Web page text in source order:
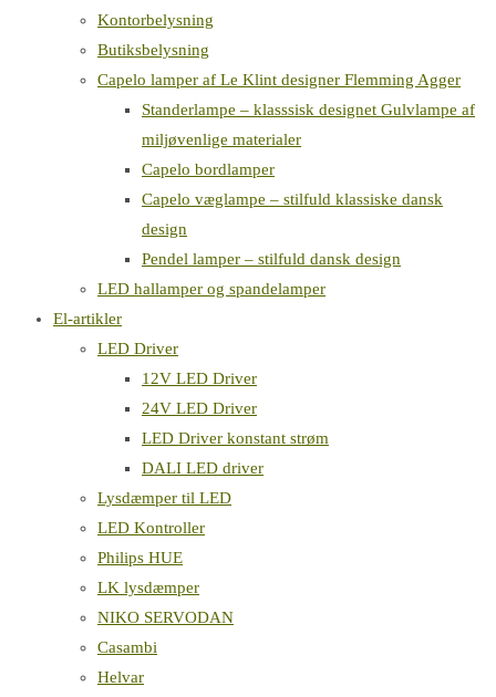
Kontorbelysning
Butiksbelysning
Capelo lamper af Le Klint designer Flemming Agger
Standerlampe – klasssisk designet Gulvlampe af
miljøvenlige materialer
Capelo bordlamper
Capelo væglampe – stilfuld klassiske dansk
design
Pendel lamper – stilfuld dansk design
LED hallamper og spandelamper
El-artikler
LED Driver
12V LED Driver
24V LED Driver
LED Driver konstant strøm
DALI LED driver
Lysdæmper til LED
LED Kontroller
Philips HUE
LK lysdæmper
NIKO SERVODAN
Casambi
Helvar